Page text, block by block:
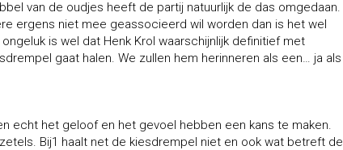
van de oudjes heeft de partij natuurlijk de das omgedaan.
ergens niet mee geassocieerd wil worden dan is het wel
is wel dat Henk Krol waarschijnlijk definitief met
gaat halen. We zullen hem herinneren als een… ja als
echt het geloof en het gevoel hebben een kans te maken.
Bij1 haalt net de kiesdrempel niet en ook wat betreft de